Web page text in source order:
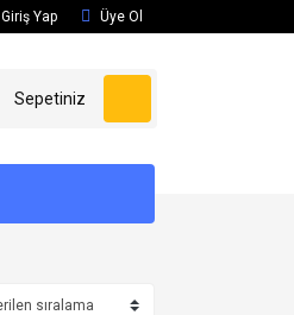
Giriş Yap Üye Ol
Sepetiniz